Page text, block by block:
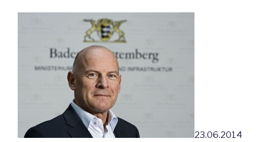
23.06.2014